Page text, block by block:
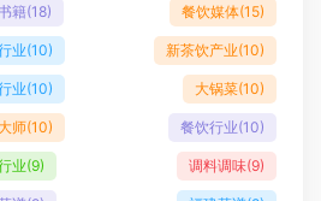
籍(18) 餐饮媒体(15)
业(10) 新茶饮产业(10)
业(10) 大锅菜(10)
师(10) 餐饮行业(10)
业(9) 调料调味(9)